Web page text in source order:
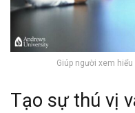
Giúp người xem
Tạo sự thú vị